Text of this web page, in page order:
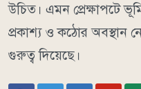
উচিত। এমন প্রেক্ষাপটে
প্রকাশ্য ও কঠোর অবস্থান
গুরুত্ব দিয়েছে।